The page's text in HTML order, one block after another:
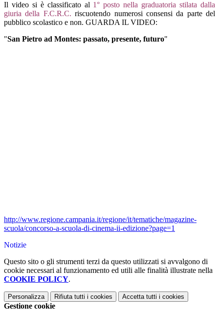
Il video si è classificato al 1° posto nella graduatoria stilata dalla
giuria della F.C.R.C. riscuotendo numerosi consensi da parte del
pubblico scolastico e non. GUARDA IL VIDEO:
"San Pietro ad Montes: passato, presente, futuro"
http://www.regione.campania.it/regione/it/tematiche/magazine-
scuola/concorso-a-scuola-di-cinema-ii-edizione?page=1
Notizie
Questo sito o gli strumenti terzi da questo utilizzati si avvalgono di
cookie necessari al funzionamento ed utili alle finalità illustrate nella
COOKIE POLICY.
Personalizza Rifiuta tutti i cookies Accetta tutti i cookies
Gestione cookie